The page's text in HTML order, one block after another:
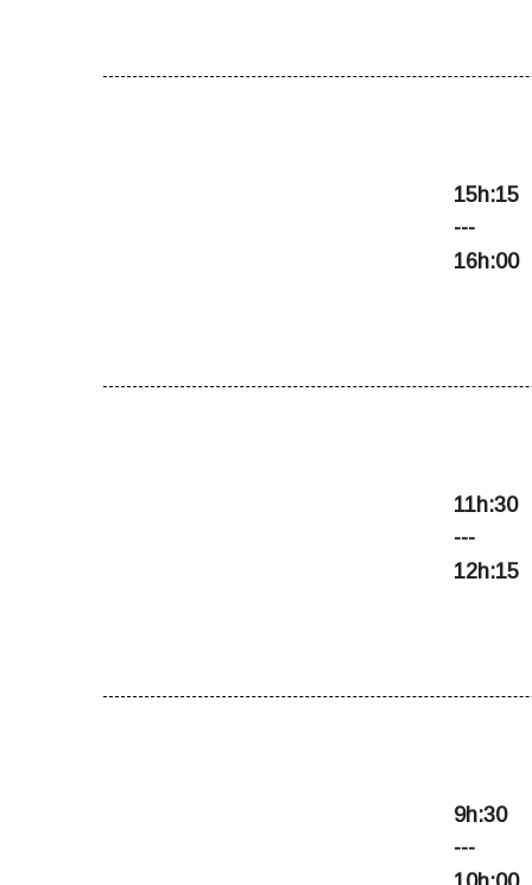
15h:15
---
16h:00
11h:30
---
12h:15
9h:30
---